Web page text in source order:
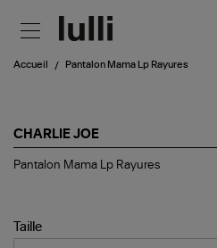
Accueil Pantalon Mama Lp Rayures
CHARLIE JOE
Pantalon
Pantalon Mama Lp Rayures
Taille